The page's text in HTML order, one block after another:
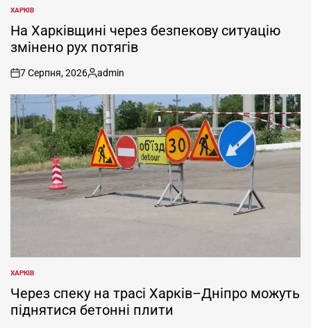
ОПУБЛІКУВАТИ
У
ХАРКІВ
На Харківщині через безпекову ситуацію
змінено рух потягів
on
7 Серпня, 2026
Опубліковано
admin
ОПУБЛІКУВАТИ
У
ХАРКІВ
Через спеку на трасі Харків–Дніпро можуть
піднятися бетонні плити